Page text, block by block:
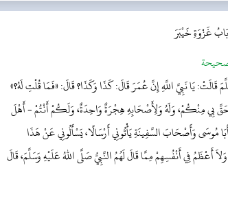
بَابُ غَزْوَةِ خَيْبَرَ
قَالَتْ: يَا نَبِيَّ اللَّهِ إِنَّ عُمَرَ قَالَ: كَذَا وَكَذَا؟ قَالَ: «فَمَا قُلْتِ لَهُ؟»
بِي مِنْكُمْ، وَلَهُ وَلِأَصْحَابِهِ هِجْرَةٌ وَاحِدَةٌ، وَلَكُمْ أَنْتُمْ - أَهْلَ
مُوسَى وَأَصْحَابَ السَّفِينَةِ يَأْتُونِي أَرْسَالًا، يَسْأَلُونِي عَنْ هَذَا
أَعْظَمُ فِي أَنْفُسِهِمْ مِمَّا قَالَ لَهُمُ النَّبِيُّ صَلَّى اللهُ عَلَيْهِ وَسَلَّمَ، قَالَ